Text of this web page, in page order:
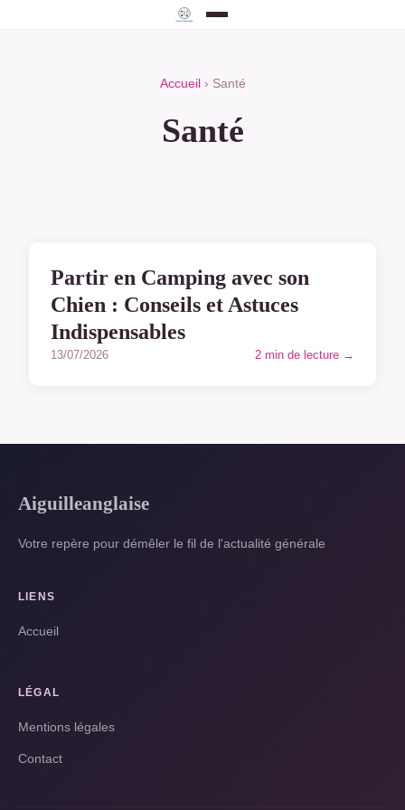
Accueil › Santé
Santé
Partir en Camping avec son
Chien : Conseils et Astuces
Indispensables
13/07/2026 2 min de lecture →
Aiguilleanglaise
Votre repère pour démêler le fil de l'actualité générale
LIENS
Accueil
LÉGAL
Mentions légales
Contact